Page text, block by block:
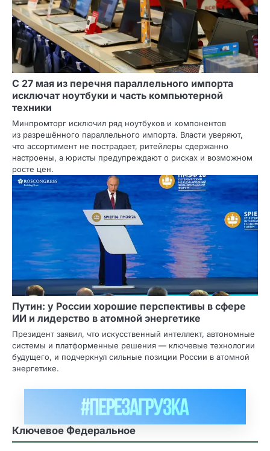
С 27 мая из перечня параллельного импорта
исключат ноутбуки и часть компьютерной
техники
Минпромторг исключил ряд ноутбуков и компонентов
из разрешённого параллельного импорта. Власти уверяют,
что ассортимент не пострадает, ритейлеры сдержанно
настроены, а юристы предупреждают о рисках и возможном
росте цен.
Путин: у России хорошие перспективы в сфере
ИИ и лидерство в атомной энергетике
Президент заявил, что искусственный интеллект, автономные
системы и платформенные решения — ключевые технологии
будущего, и подчеркнул сильные позиции России в атомной
энергетике.
Ключевое Федеральное